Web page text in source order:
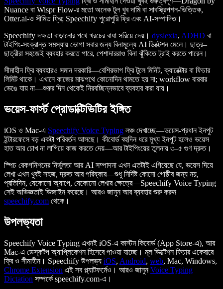
Nuance বা Wispr Flow-র মতো অনেক টুল খুব দামি বা সাবস্ক্রিপশন-ভিত্তিক,
Otter.ai-ও সীমিত ফ্রি; Speechify পুরোপুরি ফ্রি এবং AI-সম্পাদিত।
Speechify দক্ষতা বাড়ানোর পথে খরচের বাধা সরিয়ে দেয়। dyslexia, ADHD বা
টাইপিং-সংক্রান্ত সমস্যায় ভোগা সবার জন্য বিনামূল্যে AI ডিক্টেশন মেলে। ছাত্র–
ছাত্রীরা সহজেই ব্যবহার করতে পারে, পেশাদাররাও বিনা ঝুঁকিতে ট্রাই করতে পারেন।
সীমাহীন ফ্রি ব্যবহারও সমান দরকারি—বেশিরভাগ ফ্রি টুলে মিনিট, ক্যারেক্টার বা ফিচার
লিমিট থাকে। এখানে কাজের মাঝপথে কোনোদিন থামতে হয় না; workflow বারবার
ভেঙে যায় না—শুরুর দিন থেকেই নিরবচ্ছিন্নভাবে ব্যবহার করা যায়।
ভয়েস-ফার্স্ট প্রোডাক্টিভিটির ইঙ্গিত
iOS ও Mac-এ Speechify Voice Typing লঞ্চ দেখাচ্ছে—ভয়েস-প্রধান ইনপুট
ইন্টারফেসে বড় একটা পরিবর্তন আসছে। কীবোর্ড বহুদিন ধরে মুখ্য ইনপুট হলেও ভয়েস
হাত আর চোখ না লাগিয়ে কাজ করতে দেয়—আর টাইপিংয়ের তুলনায় ৩–৫ গুণ দ্রুত।
স্পিচ রেকগনিশনের নির্ভুলতা আর AI সম্পাদনা এখন এতটাই এগিয়েছে যে, ভয়েস দিয়ে
লেখা এখন খুবই সহজ, দ্রুত আর পরিষ্কার—শুধু নির্দিষ্ট কোনো গোষ্ঠীর জন্য নয়,
প্রতিদিন, যেকোনো অ্যাপে, যেকোনো লেখার ক্ষেত্রে—Speechify Voice Typing
সেই অভিজ্ঞতাই ডিজাইন করেছে। আরও জানুন আর ব্যবহার শুরু করুন
speechify.com থেকে।
উপলভ্যতা
Speechify Voice Typing এখনই iOS-এ কাস্টম কিবোর্ড (App Store-এ), আর
Mac-এ ডেস্কটপ অ্যাপ্লিকেশন হিসেবে পাওয়া যাচ্ছে। মূল ডিক্টেশন ফিচার একেবারে
ফ্রি ও সীমাহীন। Speechify উপলভ্য iOS, Android, web, Mac, Windows,
Chrome Extension এই সব প্ল্যাটফর্মেও। আরও জানুনVoice Typing
Dictation সম্পর্কে speechify.com-এ।